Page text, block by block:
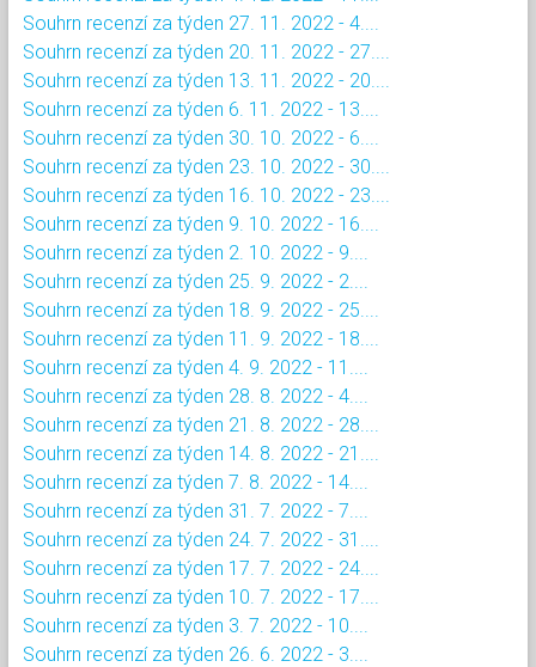
Souhrn recenzí za týden 27. 11. 2022 - 4....
Souhrn recenzí za týden 20. 11. 2022 - 27....
Souhrn recenzí za týden 13. 11. 2022 - 20....
Souhrn recenzí za týden 6. 11. 2022 - 13....
Souhrn recenzí za týden 30. 10. 2022 - 6....
Souhrn recenzí za týden 23. 10. 2022 - 30....
Souhrn recenzí za týden 16. 10. 2022 - 23....
Souhrn recenzí za týden 9. 10. 2022 - 16....
Souhrn recenzí za týden 2. 10. 2022 - 9....
Souhrn recenzí za týden 25. 9. 2022 - 2....
Souhrn recenzí za týden 18. 9. 2022 - 25....
Souhrn recenzí za týden 11. 9. 2022 - 18....
Souhrn recenzí za týden 4. 9. 2022 - 11....
Souhrn recenzí za týden 28. 8. 2022 - 4....
Souhrn recenzí za týden 21. 8. 2022 - 28....
Souhrn recenzí za týden 14. 8. 2022 - 21....
Souhrn recenzí za týden 7. 8. 2022 - 14....
Souhrn recenzí za týden 31. 7. 2022 - 7....
Souhrn recenzí za týden 24. 7. 2022 - 31....
Souhrn recenzí za týden 17. 7. 2022 - 24....
Souhrn recenzí za týden 10. 7. 2022 - 17....
Souhrn recenzí za týden 3. 7. 2022 - 10....
Souhrn recenzí za týden 26. 6. 2022 - 3....